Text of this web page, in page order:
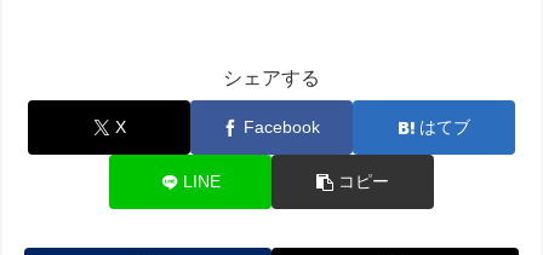
シェアする
X Facebook はてブ
LINE コピー